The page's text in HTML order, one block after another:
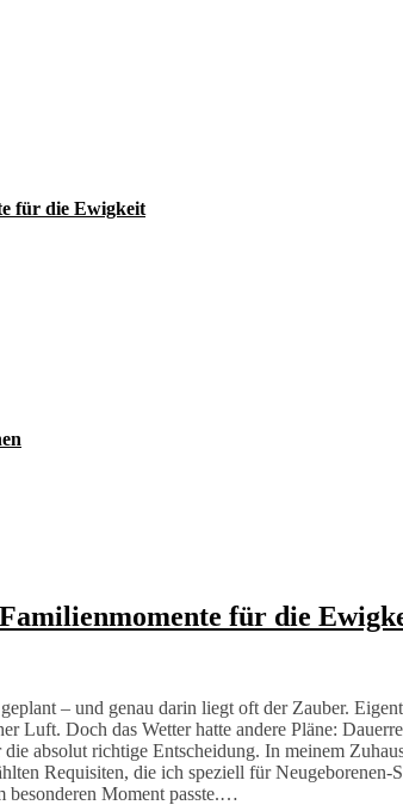
für die Ewigkeit
für die
– und genau darin liegt oft der Zauber.
Luft. Doch das Wetter hatte andere Pläne:
absolut richtige Entscheidung. In meinem
Requisiten, die ich speziell für Neugeborenen-
besonderen Moment passte.…